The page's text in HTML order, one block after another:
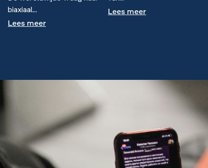
biaxiaal...
Lees meer
Lees meer